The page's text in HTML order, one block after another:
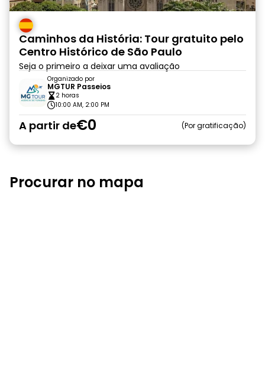
Caminhos da História: Tour gratuito pelo
Centro Histórico de São Paulo
Seja o primeiro a deixar uma avaliação
Organizado por
MGTUR Passeios
2 horas
10:00 AM, 2:00 PM
A partir de€0 Por gratificação
Procurar no mapa